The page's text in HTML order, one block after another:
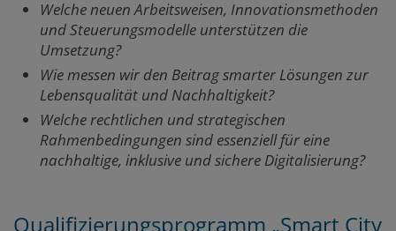
Welche neuen Arbeitsweisen, Innovationsmethoden
und Steuerungsmodelle unterstützen die
Umsetzung?
Wie messen wir den Beitrag smarter Lösungen zur
Lebensqualität und Nachhaltigkeit?
Welche rechtlichen und strategischen
Rahmenbedingungen sind essenziell für eine
nachhaltige, inklusive und sichere Digitalisierung?
Qualifizierungsprogramm „Smart City